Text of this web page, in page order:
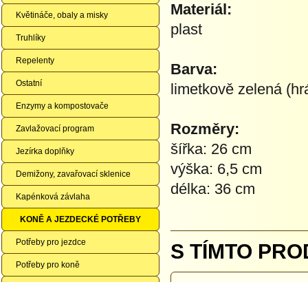
Květináče, obaly a misky
Truhlíky
Repelenty
Ostatní
Enzymy a kompostovače
Zavlažovací program
Jezírka doplňky
Demižony, zavařovací sklenice
Kapénková závlaha
KONĚ A JEZDECKÉ POTŘEBY
Potřeby pro jezdce
Potřeby pro koně
Materiál:
plast
Barva:
limetkově zelená
Rozměry:
šířka: 26 cm
výška: 6,5 cm
délka: 36 cm
S TÍMTO